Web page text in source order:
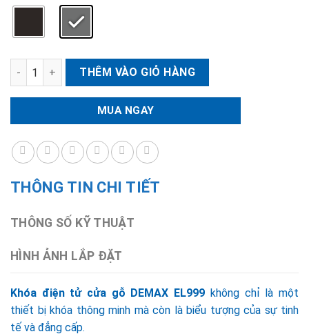
Khóa điện tử cửa gỗ DEMAX EL999 số lượng
THÊM VÀO GIỎ HÀNG
MUA NGAY
THÔNG TIN CHI TIẾT
THÔNG SỐ KỸ THUẬT
HÌNH ẢNH LẮP ĐẶT
Khóa điện tử cửa gỗ DEMAX EL999 không chỉ là một
thiết bị khóa thông minh mà còn là biểu tượng của sự tinh
tế và đẳng cấp.